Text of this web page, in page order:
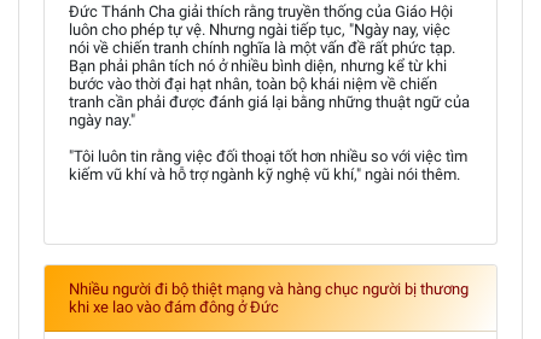
Đức Thánh Cha giải thích rằng truyền thống của Giáo Hội
luôn cho phép tự vệ. Nhưng ngài tiếp tục, "Ngày nay, việc
nói về chiến tranh chính nghĩa là một vấn đề rất phức tạp.
Bạn phải phân tích nó ở nhiều bình diện, nhưng kể từ khi
bước vào thời đại hạt nhân, toàn bộ khái niệm về chiến
tranh cần phải được đánh giá lại bằng những thuật ngữ của
ngày nay."
"Tôi luôn tin rằng việc đối thoại tốt hơn nhiều so với việc tìm
kiếm vũ khí và hỗ trợ ngành kỹ nghệ vũ khí," ngài nói thêm.
Nhiều người đi bộ thiệt mạng và hàng chục người bị thương
khi xe lao vào đám đông ở Đức